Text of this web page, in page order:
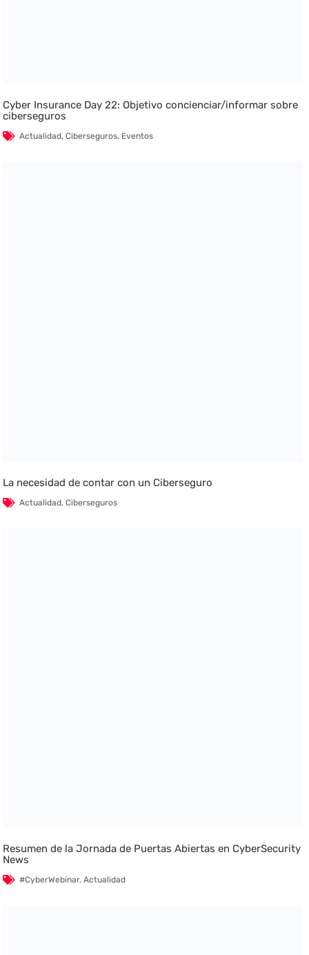
Cyber Insurance Day 22: Objetivo concienciar/informar sobre
ciberseguros
Actualidad,Ciberseguros, Eventos
La necesidad de contar con un Ciberseguro
Actualidad,Ciberseguros
Resumen de la Jornada de Puertas Abiertas en CyberSecurity
News
#CyberWebinar,Actualidad